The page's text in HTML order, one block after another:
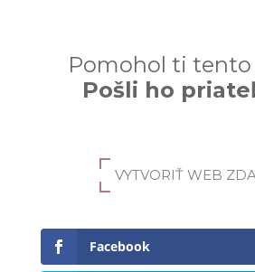
Pomohol ti tento
Pošli ho
VYTVORIŤ WEB
Facebook